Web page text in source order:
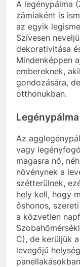
A legénypálma
zámiaként is
az egyik
Szívesen
dekorativitása
Mindenképpen
embereknek,
gondozására,
otthonukban.
Az
vagy
magasra nő,
növénynek a
szétterülnek,
hely kell, hogy
őshonos,
a közvetlen
C), de kerüljük
levegőjű